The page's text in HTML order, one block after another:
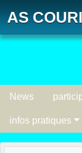
AS
News
infos pratiques